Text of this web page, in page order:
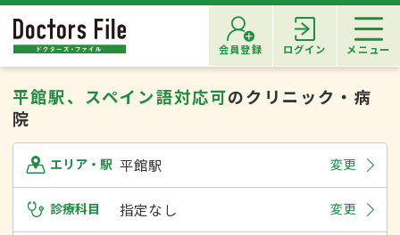
会員登録 ログイン メニュー
平館駅、スペイン語対応可のクリニック・病
院
エリア・駅 平館駅 変更
診療科目 指定なし 変更